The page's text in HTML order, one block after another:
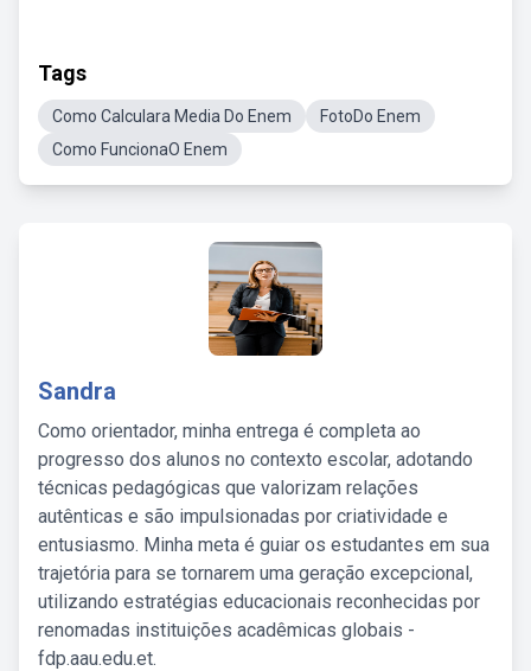
Tags
Como Calculara Media Do Enem
FotoDo Enem
Como FuncionaO Enem
Sandra
Como orientador, minha entrega é completa ao
progresso dos alunos no contexto escolar, adotando
técnicas pedagógicas que valorizam relações
autênticas e são impulsionadas por criatividade e
entusiasmo. Minha meta é guiar os estudantes em sua
trajetória para se tornarem uma geração excepcional,
utilizando estratégias educacionais reconhecidas por
renomadas instituições acadêmicas globais -
fdp.aau.edu.et.